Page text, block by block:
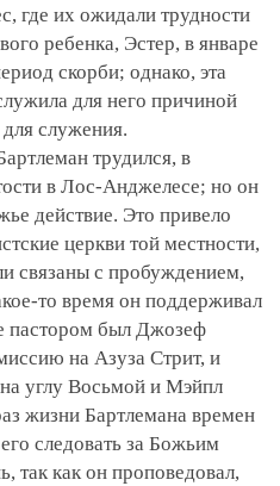
где их ожидали трудности
ребенка, Эстер, в январе
скорби; однако, эта
для него причиной
служения.
трудился, в
в Лос-Анджелесе; но он
действие. Это привело
церкви той местности,
связаны с пробуждением,
то время он поддерживал
пастором был Джозеф
на Азуза Стрит, и
углу Восьмой и Мэйпл
жизни Бартлемана времен
следовать за Божьим
как он проповедовал,